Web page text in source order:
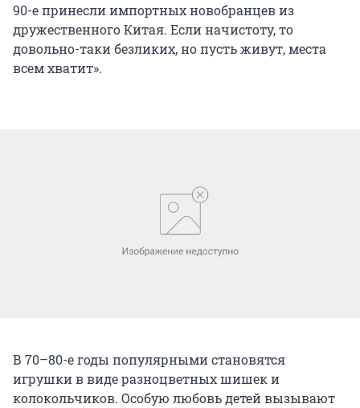
90-е принесли импортных новобранцев из
дружественного Китая. Если начистоту, то
довольно-таки безликих, но пусть живут, места
всем хватит».
В 70–80-е годы популярными становятся
игрушки в виде разноцветных шишек и
колокольчиков. Особую любовь детей вызывают